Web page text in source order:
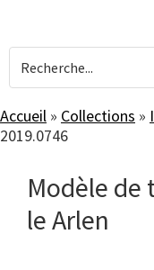
Accueil » Collections »
2019.0746
Modèle de
le Arlen